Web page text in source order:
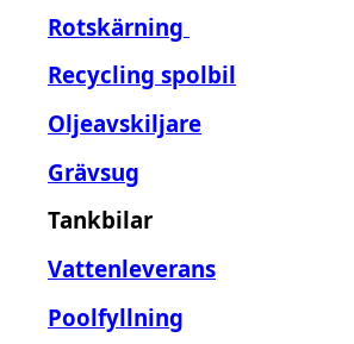
Rotskärning
Recycling spolbil
Oljeavskiljare
Grävsug
Tankbilar
Vattenleverans
Poolfyllning